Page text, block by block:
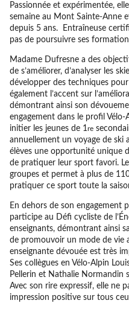
Passionnée et expérimentée,
semaine au Mont Sainte-Anne
depuis 5 ans. Entraîneuse
pas de poursuivre ses
Madame Dufresne a des
de s’améliorer, d’analyser les
développer des techniques
également l’accent sur
démontrant ainsi son
engagement dans le profil
initier les jeunes de 1 re
annuellement un voyage de ski
élèves une opportunité unique
de pratiquer leur sport favori.
groupes et permet à plus de
pratiquer ce sport toute la
En dehors de son engagement
participe au Défi cycliste de
enseignants, démontrant ainsi
de promouvoir un mode de vie
enseignante dévouée est très
Ses collègues en Vélo-Alpin
Pellerin et Nathalie Normandin
Avec son rire expressif, elle ne
impression positive sur tous